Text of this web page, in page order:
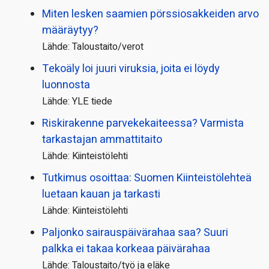
Miten lesken saamien pörssi­osakkeiden arvo
määräytyy?
Lähde: Taloustaito/verot
Tekoäly loi juuri viruksia, joita ei löydy
luonnosta
Lähde: YLE tiede
Riskirakenne parvekekaiteessa? Varmista
tarkastajan ammattitaito
Lähde: Kiinteistölehti
Tutkimus osoittaa: Suomen Kiinteistölehteä
luetaan kauan ja tarkasti
Lähde: Kiinteistölehti
Paljonko sairauspäivä­rahaa saa? Suuri
palkka ei takaa korkeaa päivärahaa
Lähde: Taloustaito/työ ja eläke